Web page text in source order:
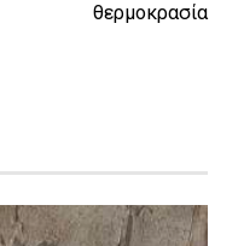
θερμοκρασία